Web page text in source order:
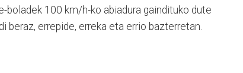
boladek 100 km/h-ko abiadura gaindituko dute
beraz, errepide, erreka eta errio bazterretan.